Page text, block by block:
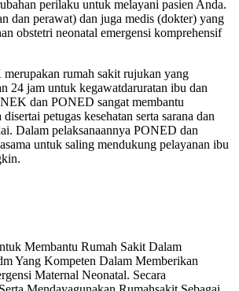
perilaku untuk melayani pasien Anda.
dan perawat) dan juga medis (dokter) yang
obstetri neonatal emergensi komprehensif
rumah sakit rujukan yang
24 jam untuk kegawatdaruratan ibu dan
dan PONED sangat membantu
petugas kesehatan serta sarana dan
Dalam pelaksanaannya PONED dan
untuk saling mendukung pelayanan ibu
Membantu Rumah Sakit Dalam
Yang Kompeten Dalam Memberikan
Maternal Neonatal. Secara